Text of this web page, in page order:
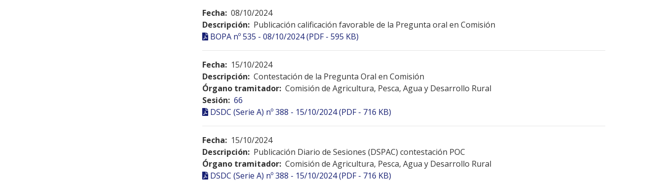
Fecha: 08/10/2024
Descripción: Publicación calificación favorable de la Pregunta oral en Comisión
BOPA nº 535 - 08/10/2024 (PDF - 595 KB)
Fecha: 15/10/2024
Descripción: Contestación de la Pregunta Oral en Comisión
Órgano tramitador: Comisión de Agricultura, Pesca, Agua y Desarrollo Rural
Sesión: 66
DSDC (Serie A) nº 388 - 15/10/2024 (PDF - 716 KB)
Fecha: 15/10/2024
Descripción: Publicación Diario de Sesiones (DSPAC) contestación POC
Órgano tramitador: Comisión de Agricultura, Pesca, Agua y Desarrollo Rural
DSDC (Serie A) nº 388 - 15/10/2024 (PDF - 716 KB)